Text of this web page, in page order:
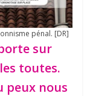
pénal. [DR]
sur
toutes.
peux nous